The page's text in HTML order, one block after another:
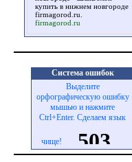
купить в нижнем новгороде
firmagorod.ru
firmagorod.ru
Система ошибок
Выделите
орфографическую ошибку
мышью и нажмите
Ctrl+Enter. Сделаем язык
чище!